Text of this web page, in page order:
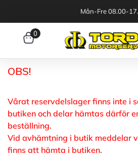
Mån-Fre 08.00-
0
OBS!
Vårat reservdelslager finns inte i
butiken och delar hämtas därför
beställning.
Vid avhämtning i butik meddelar
finns att hämta i butiken.